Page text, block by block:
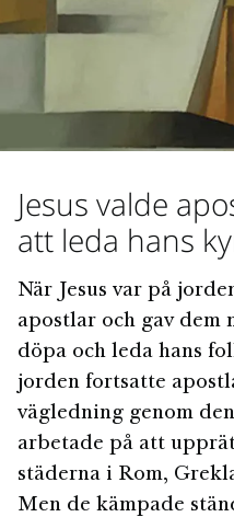
Jesus valde
att leda hans
När Jesus var på
apostlar och gav dem
döpa och leda hans
jorden fortsatte
vägledning genom
arbetade på att
städerna i Rom,
Men de kämpade